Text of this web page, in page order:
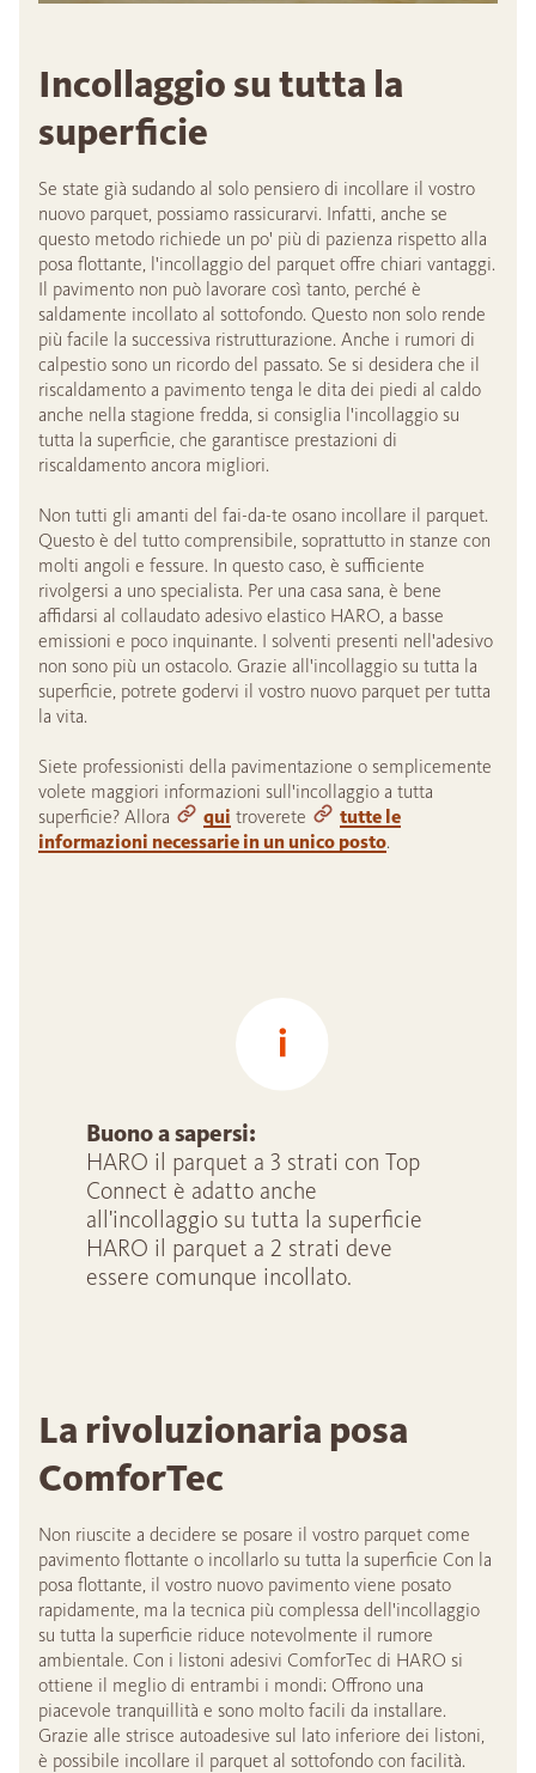
Incollaggio su tutta la
superficie
Se state già sudando al solo pensiero di incollare il vostro
nuovo parquet, possiamo rassicurarvi. Infatti, anche se
questo metodo richiede un po' più di pazienza rispetto alla
posa flottante, l'incollaggio del parquet offre chiari vantaggi.
Il pavimento non può lavorare così tanto, perché è
saldamente incollato al sottofondo. Questo non solo rende
più facile la successiva ristrutturazione. Anche i rumori di
calpestio sono un ricordo del passato. Se si desidera che il
riscaldamento a pavimento tenga le dita dei piedi al caldo
anche nella stagione fredda, si consiglia l'incollaggio su
tutta la superficie, che garantisce prestazioni di
riscaldamento ancora migliori.
Non tutti gli amanti del fai-da-te osano incollare il parquet.
Questo è del tutto comprensibile, soprattutto in stanze con
molti angoli e fessure. In questo caso, è sufficiente
rivolgersi a uno specialista. Per una casa sana, è bene
affidarsi al collaudato adesivo elastico HARO, a basse
emissioni e poco inquinante. I solventi presenti nell'adesivo
non sono più un ostacolo. Grazie all'incollaggio su tutta la
superficie, potrete godervi il vostro nuovo parquet per tutta
la vita.
Siete professionisti della pavimentazione o semplicemente
volete maggiori informazioni sull'incollaggio a tutta
superficie? Allora
qui troverete
tutte le
informazioni necessarie in un unico posto.
Buono a sapersi:
HARO il parquet a 3 strati con Top
Connect è adatto anche
all'incollaggio su tutta la superficie
HARO il parquet a 2 strati deve
essere comunque incollato.
La rivoluzionaria posa
ComforTec
Non riuscite a decidere se posare il vostro parquet come
pavimento flottante o incollarlo su tutta la superficie Con la
posa flottante, il vostro nuovo pavimento viene posato
rapidamente, ma la tecnica più complessa dell'incollaggio
su tutta la superficie riduce notevolmente il rumore
ambientale. Con i listoni adesivi ComforTec di HARO si
ottiene il meglio di entrambi i mondi: Offrono una
piacevole tranquillità e sono molto facili da installare.
Grazie alle strisce autoadesive sul lato inferiore dei listoni,
è possibile incollare il parquet al sottofondo con facilità.